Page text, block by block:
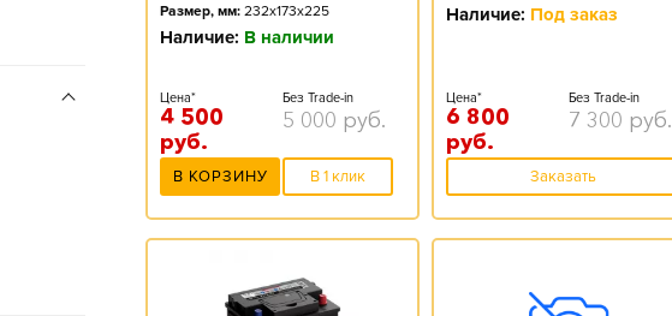
Размер, мм: 232x173x225
Наличие: В наличии
Цена*
4 500
руб.
Без Trade-in
5 000 руб.
В КОРЗИНУ В 1 клик
Наличие: Под заказ
Цена*
6 800
руб.
Без Trade-in
7 300 руб.
Заказать